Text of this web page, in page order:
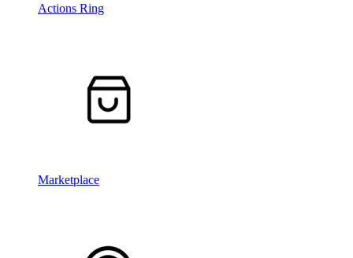
Actions Ring
Marketplace